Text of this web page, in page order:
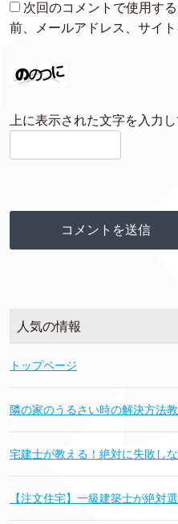
次回のコメントで使用す
前、メールアドレス、サイト
上に表示された文字を入力し
人気の情報
トップページ
隣の家のうるさい時の解決方法
宅建士が教える！絶対に失敗し
【注文住宅】一級建築士が絶対